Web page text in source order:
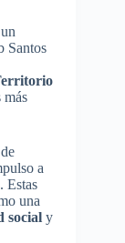
Santos
más
a
Estas
una
social y